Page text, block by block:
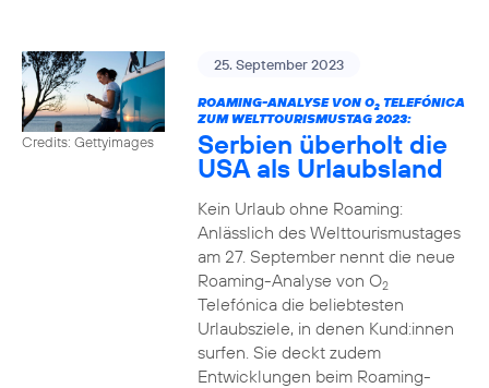
Credits: Gettyimages
25. September 2023
ROAMING-ANALYSE VON O2TELEFÓNICA
ZUM WELTTOURISMUSTAG 2023:
Serbien überholt die
USA als Urlaubsland
Kein Urlaub ohne Roaming:
Anlässlich des Welttourismustages
am 27. September nennt die neue
Roaming-Analyse von O2
Telefónica die beliebtesten
Urlaubsziele, in denen Kund:innen
surfen. Sie deckt zudem
Entwicklungen beim Roaming-